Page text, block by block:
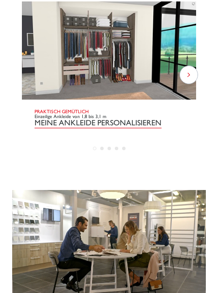
PRAKTISCH GEMÜTLICH
Einzeilige Ankleide von 1,8 bis 3,1 m
MEINE ANKLEIDE PERSONALISIEREN